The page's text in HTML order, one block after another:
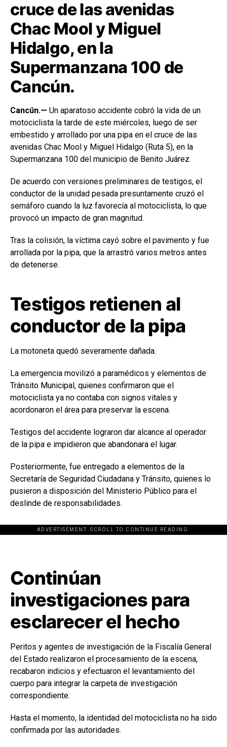
cruce de las avenidas
Chac Mool y Miguel
Hidalgo, en la
Supermanzana 100 de
Cancún.
Cancún.— Un aparatoso accidente cobró la vida de un
motociclista la tarde de este miércoles, luego de ser
embestido y arrollado por una pipa en el cruce de las
avenidas Chac Mool y Miguel Hidalgo (Ruta 5), en la
Supermanzana 100 del municipio de Benito Juárez.
De acuerdo con versiones preliminares de testigos, el
conductor de la unidad pesada presuntamente cruzó el
semáforo cuando la luz favorecía al motociclista, lo que
provocó un impacto de gran magnitud.
Tras la colisión, la víctima cayó sobre el pavimento y fue
arrollada por la pipa, que la arrastró varios metros antes
de detenerse.
Testigos retienen al
conductor de la pipa
La motoneta quedó severamente dañada.
La emergencia movilizó a paramédicos y elementos de
Tránsito Municipal, quienes confirmaron que el
motociclista ya no contaba con signos vitales y
acordonaron el área para preservar la escena.
Testigos del accidente lograron dar alcance al operador
de la pipa e impidieron que abandonara el lugar.
Posteriormente, fue entregado a elementos de la
Secretaría de Seguridad Ciudadana y Tránsito, quienes lo
pusieron a disposición del Ministerio Público para el
deslinde de responsabilidades.
ADVERTISEMENT. SCROLL TO CONTINUE READING.
[adsforwp id="243463"]
Continúan
investigaciones para
esclarecer el hecho
Peritos y agentes de investigación de la Fiscalía General
del Estado realizaron el procesamiento de la escena,
recabaron indicios y efectuaron el levantamiento del
cuerpo para integrar la carpeta de investigación
correspondiente.
Hasta el momento, la identidad del motociclista no ha sido
confirmada por las autoridades.